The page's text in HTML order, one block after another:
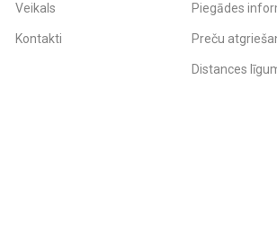
Veikals
Kontakti
Piegādes
Preču
Distances